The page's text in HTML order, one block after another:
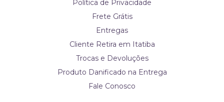
Política de Privacidade
Frete Grátis
Entregas
Cliente Retira em Itatiba
Trocas e Devoluções
Produto Danificado na Entrega
Fale Conosco